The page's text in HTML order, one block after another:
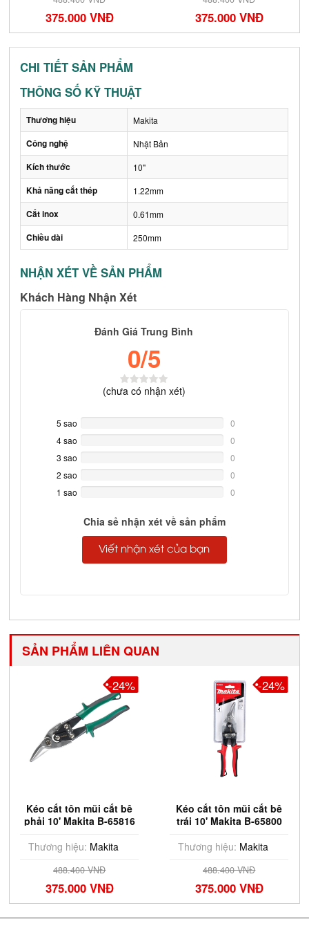
375.000 VNĐ 375.000 VNĐ
CHI TIẾT SẢN PHẨM
THÔNG SỐ KỸ THUẬT
Thương hiệu Makita
Công nghệ Nhật Bản
Kích thước 10"
Khả năng cắt thép 1.22mm
Cắt inox 0.61mm
Chiều dài 250mm
NHẬN XÉT VỀ SẢN PHẨM
Khách Hàng Nhận Xét
Đánh Giá Trung Bình
0/5
(chưa có nhận xét)
5 sao
Complete
0
4 sao
Complete
0
3 sao
Complete
0
2 sao
Complete
0
1 sao
0
Chia sẻ nhận xét về sản phẩm
Viết nhận xét của bạn
SẢN PHẨM LIÊN QUAN
Kéo cắt tôn mũi cắt bê
phải 10' Makita B-65816
Thương hiệu: Makita
488.400 VNĐ
375.000 VNĐ
-24%
Kéo cắt tôn mũi cắt bê
trái 10' Makita B-65800
Thương hiệu: Makita
488.400 VNĐ
375.000 VNĐ
-24%